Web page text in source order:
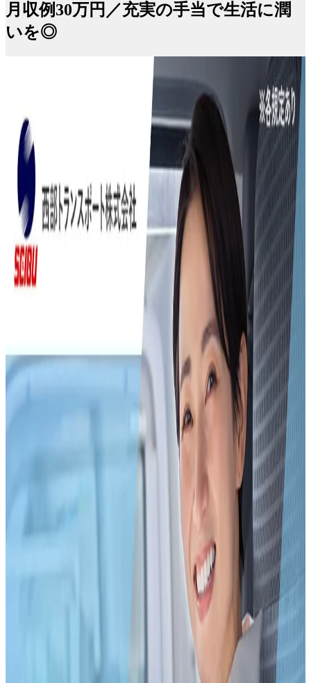
月収例30万円／充実の手当で生活に潤
いを◎